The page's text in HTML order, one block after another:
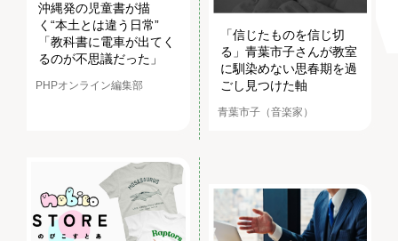
沖縄発の児童書が描
く“本土とは違う日常”
「教科書に電車が出てく
るのが不思議だった」
PHPオンライン編集部
「信じたものを信じ切
る」青葉市子さんが教室
に馴染めない思春期を過
ごし見つけた軸
青葉市子（音楽家）